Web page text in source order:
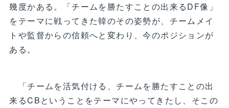
幾度かある。「チームを勝たすことの出来るDF像」
をテーマに戦ってきた韓のその姿勢が、チームメイ
トや監督からの信頼へと変わり、今のポジションが
ある。
「チームを活気付ける、チームを勝たすことの出
来るCBということをテーマにやってきたし、そこの